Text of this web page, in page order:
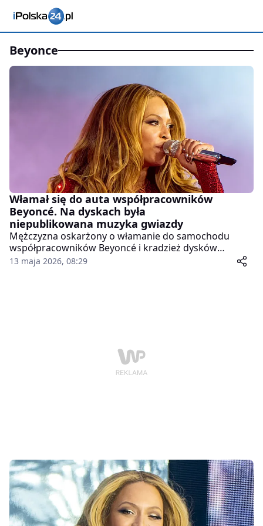
beyonce
Włamał się do auta współpracowników
Beyoncé. Na dyskach była
niepublikowana muzyka gwiazdy
Mężczyzna oskarżony o włamanie do samochodu
współpracowników Beyoncé i kradzież dysków
twardych z nieopublikowanymi materiałami artystki
13 maja 2026, 08:29